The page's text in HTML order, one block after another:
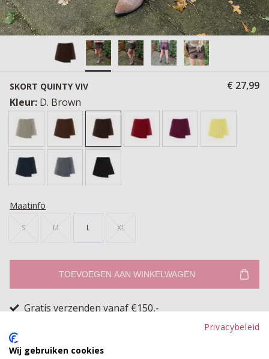
SKORT QUINTY VIV
€ 27,99
Kleur: D. Brown
Maatinfo
S M L XL
TOEVOEGEN AAN WINKELWAGEN
Gratis verzenden vanaf €150,-
Bekijk voorraad winkel
Privacybeleid
Wij gebruiken cookies